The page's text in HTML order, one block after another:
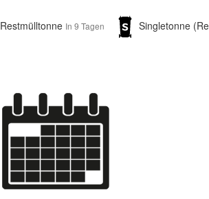
Restmülltonne In 9 Tagen Singletonne